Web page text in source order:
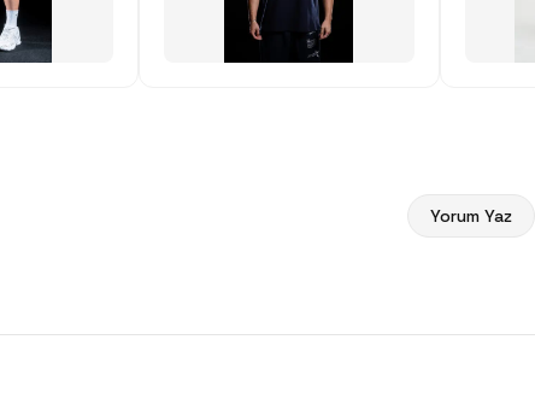
onlarda biliyor kaliteli bir
ürünlerinin olmadığını emin ol
direkt satın al !
Yorum Yaz